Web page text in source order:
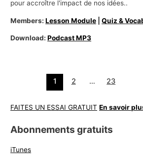
pour accroître l'impact de nos idées..
Members:Lesson Module |Quiz &
Download:Podcast MP3
1 2 … 23
FAITES UN ESSAI GRATUIT En savoir
Abonnements gratuits
iTunes